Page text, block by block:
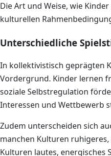
Die Art und Weise, wie
kulturellen
Unterschiedliche
In kollektivistisch geprägten
Vordergrund. Kinder lernen
soziale Selbstregulation
Interessen und Wettbewerb
Zudem unterscheiden sich
manchen Kulturen
Kulturen lautes, energisches